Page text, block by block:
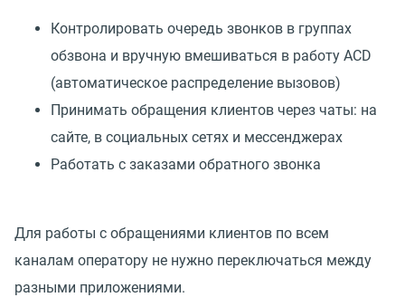
Контролировать очередь звонков в группах
обзвона и вручную вмешиваться в работу ACD
(автоматическое распределение вызовов)
Принимать обращения клиентов через чаты: на
сайте, в социальных сетях и мессенджерах
Работать с заказами обратного звонка
Для работы с обращениями клиентов по всем
каналам оператору не нужно переключаться между
разными приложениями.